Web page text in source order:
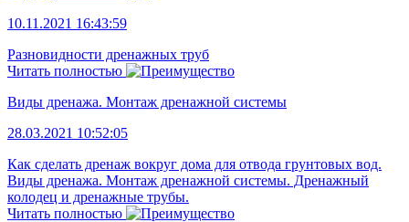
10.11.2021 16:43:59
Разновидности дренажных труб
Читать полностью
Виды дренажа. Монтаж дренажной системы
28.03.2021 10:52:05
Как сделать дренаж вокруг дома для отвода грунтовых вод.
Виды дренажа. Монтаж дренажной системы. Дренажный
колодец и дренажные трубы.
Читать полностью